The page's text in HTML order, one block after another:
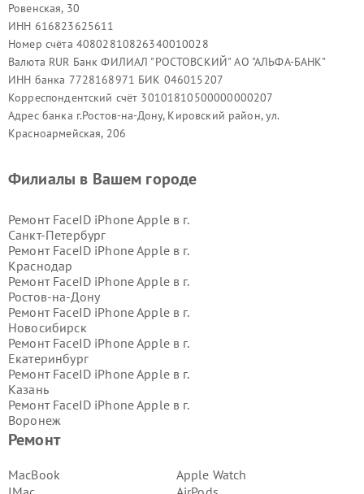
Ровенская, 30
ИНН 616823625611
Номер счёта 40802810826340010028
Валюта RUR Банк ФИЛИАЛ "РОСТОВСКИЙ" АО "АЛЬФА-БАНК"
ИНН банка 7728168971 БИК 046015207
Корреспондентский счёт 30101810500000000207
Адрес банка г.Ростов-на-Дону, Кировский район, ул.
Красноармейская, 206
Ремонт
MacBook
Apple Watch
Филиалы в Вашем городе
Ремонт FaceID iPhone Apple в г.
Санкт-Петербург
Ремонт FaceID iPhone Apple в г.
Краснодар
Ремонт FaceID iPhone Apple в г.
Ростов-на-Дону
Ремонт FaceID iPhone Apple в г.
Новосибирск
Ремонт FaceID iPhone Apple в г.
Екатеринбург
Ремонт FaceID iPhone Apple в г.
Казань
Ремонт FaceID iPhone Apple в г.
Воронеж
Ремонт FaceID iPhone Apple в г.
Ремонт FaceID iPhone Apple в г.
Самара